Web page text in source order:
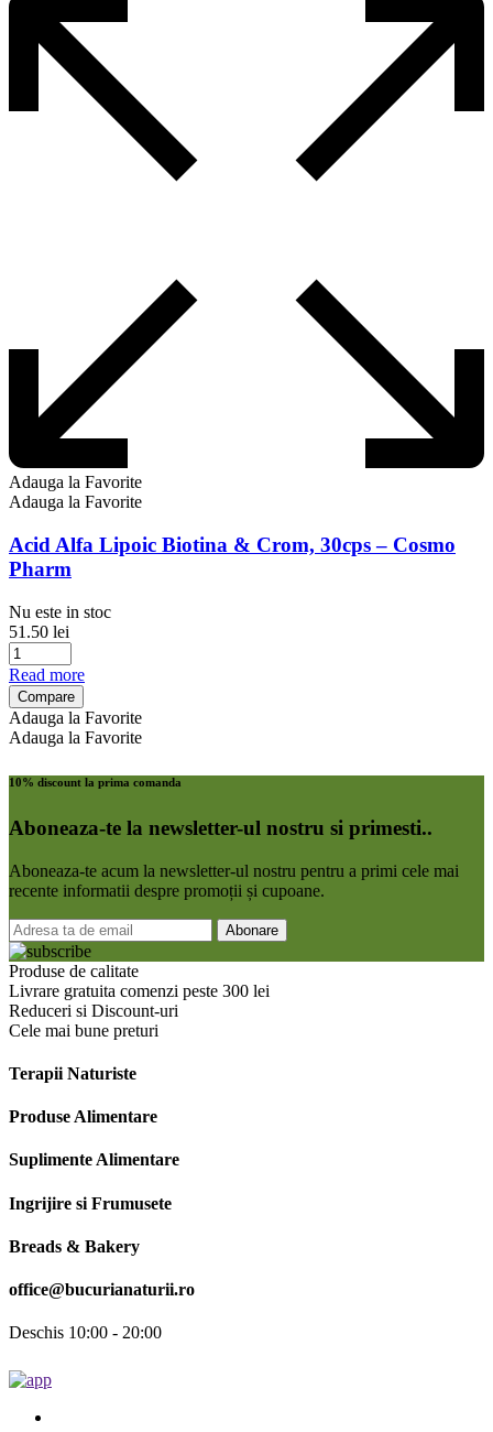
Adauga la Favorite
Adauga la Favorite
Acid Alfa Lipoic Biotina & Crom, 30cps – Cosmo
Pharm
Nu este in stoc
51.50 lei
Read more
Compare
Adauga la Favorite
Adauga la Favorite
10% discount la prima comanda
Aboneaza-te la newsletter-ul nostru si primesti..
Aboneaza-te acum la newsletter-ul nostru pentru a primi cele mai
recente informatii despre promoții și cupoane.
Produse de calitate
Livrare gratuita comenzi peste 300 lei
Reduceri si Discount-uri
Cele mai bune preturi
Terapii Naturiste
Produse Alimentare
Suplimente Alimentare
Ingrijire si Frumusete
Breads & Bakery
office@bucurianaturii.ro
Deschis 10:00 - 20:00